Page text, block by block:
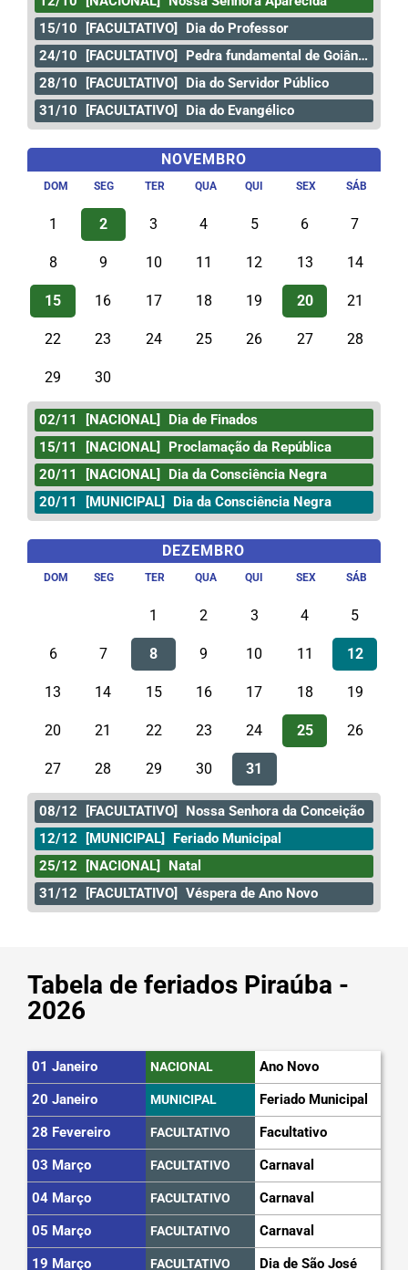
15/10
[FACULTATIVO]
Dia do Professor
24/10
[FACULTATIVO]
Pedra fundamental de Goiânia
28/10
[FACULTATIVO]
Dia do Servidor Público
31/10
[FACULTATIVO] Dia do Evangélico
NOVEMBRO
DOM SEG TER QUA QUI SEX SÁB
1 2 3 4 5 6 7
8 9 10 11 12 13 14
15 16 17 18 19 20 21
22 23 24 25 26 27 28
29 30
02/11 [NACIONAL]
Dia de Finados
15/11
[NACIONAL]
Proclamação da República
20/11
[NACIONAL]
Dia da Consciência Negra
20/11
[MUNICIPAL] Dia da Consciência Negra
DEZEMBRO
DOM SEG TER QUA QUI SEX SÁB
1 2 3 4 5
6 7 8 9 10 11 12
13 14 15 16 17 18 19
20 21 22 23 24 25 26
27 28 29 30 31
08/12 [FACULTATIVO]
Nossa Senhora da Conceição
12/12
[MUNICIPAL]
Feriado Municipal
25/12
[NACIONAL]
Natal
31/12
[FACULTATIVO] Véspera de Ano Novo
Tabela de feriados Piraúba -
2026
01 Janeiro NACIONAL
Ano Novo
20 Janeiro
MUNICIPAL
Feriado Municipal
28 Fevereiro
FACULTATIVO
Facultativo
03 Março
FACULTATIVO
Carnaval
04 Março
FACULTATIVO
Carnaval
05 Março
FACULTATIVO
Carnaval
19 Março
FACULTATIVO Dia de São José